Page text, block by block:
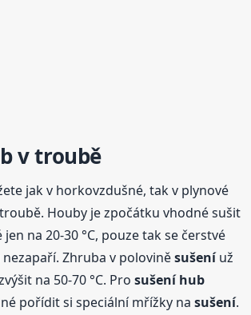
v troubě
jak v horkovzdušné, tak v plynové
Houby je zpočátku vhodné sušit
na 20-30 °C, pouze tak se čerstvé
Zhruba v poloviněsušeníuž
na 50-70 °C. Prosušení hub
pořídit si speciální mřížky nasušení.